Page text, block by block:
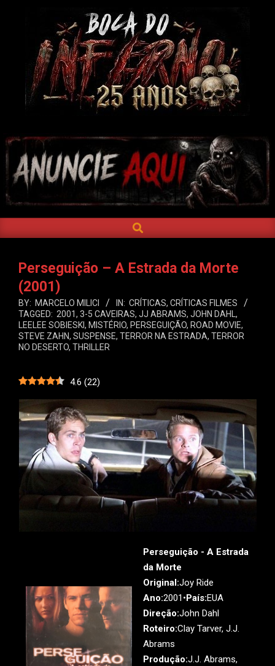
DO
INFERNO
Navigation
SEARCH
Perseguição – A Estrada da Morte
(2001)
BY: MARCELO MILICI IN: CRÍTICAS, CRÍTICAS FILMES
TAGGED: 2001, 3-5 CAVEIRAS, JJ ABRAMS, JOHN DAHL,
LEELEE SOBIESKI, MISTÉRIO, PERSEGUIÇÃO, ROAD MOVIE,
STEVE ZAHN, SUSPENSE, TERROR NA ESTRADA, TERROR
NO DESERTO, THRILLER
4.6 (22)
Perseguição - A Estrada
da Morte
Original:Joy Ride
Ano:2001•País:EUA
Direção:John Dahl
Roteiro:Clay Tarver, J.J.
Abrams
Produção:J.J. Abrams,